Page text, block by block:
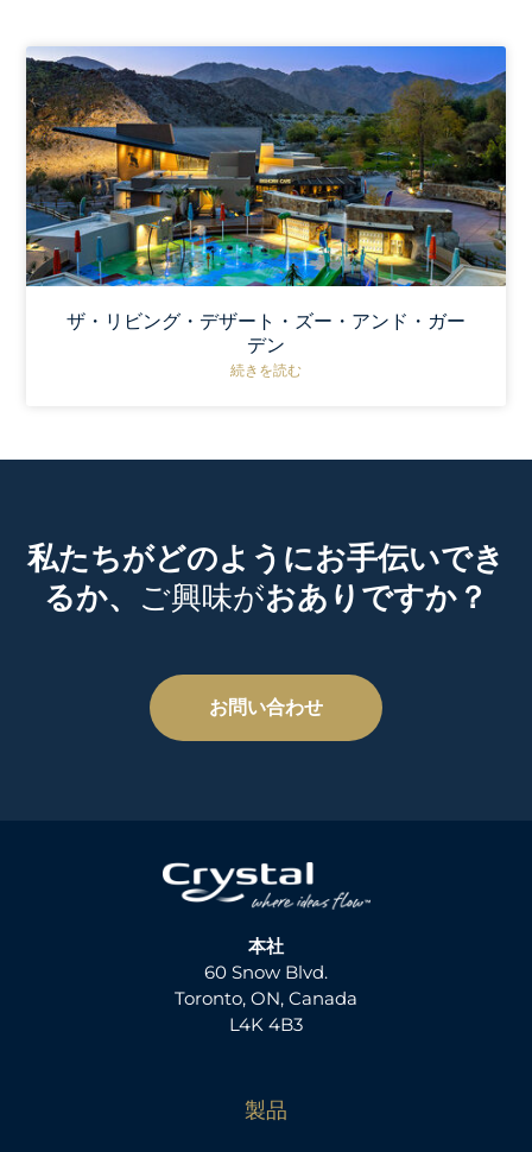
ザ・リビング・デザート・ズー・アンド・ガー
デン
続きを読む
私たちがどのようにお手伝いでき
るか、 ご興味がおありですか？
お問い合わせ
本社
60 Snow Blvd.
Toronto, ON, Canada
L4K 4B3
製品